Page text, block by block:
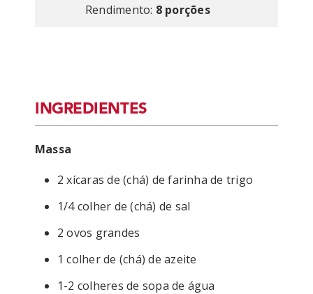
Rendimento: 8 porções
INGREDIENTES
Massa
2 xícaras de (chá) de farinha de trigo
1/4 colher de (chá) de sal
2 ovos grandes
1 colher de (chá) de azeite
1-2 colheres de sopa de água